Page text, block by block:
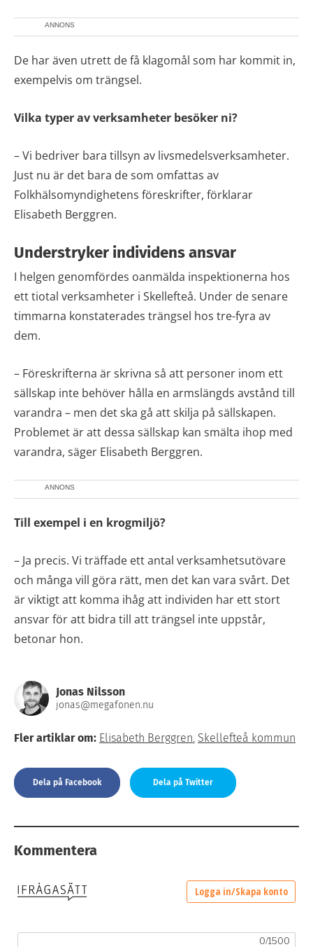
ANNONS
De har även utrett de få klagomål som har kommit in,
exempelvis om trängsel.
Vilka typer av verksamheter besöker ni?
– Vi bedriver bara tillsyn av livsmedelsverksamheter.
Just nu är det bara de som omfattas av
Folkhälsomyndighetens föreskrifter, förklarar
Elisabeth Berggren.
Understryker individens ansvar
I helgen genomfördes oanmälda inspektionerna hos
ett tiotal verksamheter i Skellefteå. Under de senare
timmarna konstaterades trängsel hos tre-fyra av
dem.
– Föreskrifterna är skrivna så att personer inom ett
sällskap inte behöver hålla en armslängds avstånd till
varandra – men det ska gå att skilja på sällskapen.
Problemet är att dessa sällskap kan smälta ihop med
varandra, säger Elisabeth Berggren.
ANNONS
Till exempel i en krogmiljö?
– Ja precis. Vi träffade ett antal verksamhetsutövare
och många vill göra rätt, men det kan vara svårt. Det
är viktigt att komma ihåg att individen har ett stort
ansvar för att bidra till att trängsel inte uppstår,
betonar hon.
Jonas Nilsson
jonas@megafonen.nu
Fler artiklar om: Elisabeth Berggren Skellefteå kommun
Dela på Facebook Dela på Twitter
Kommentera